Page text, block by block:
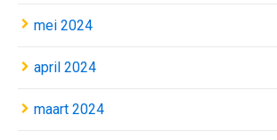
mei 2024
april 2024
maart 2024